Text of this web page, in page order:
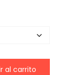
al carrito